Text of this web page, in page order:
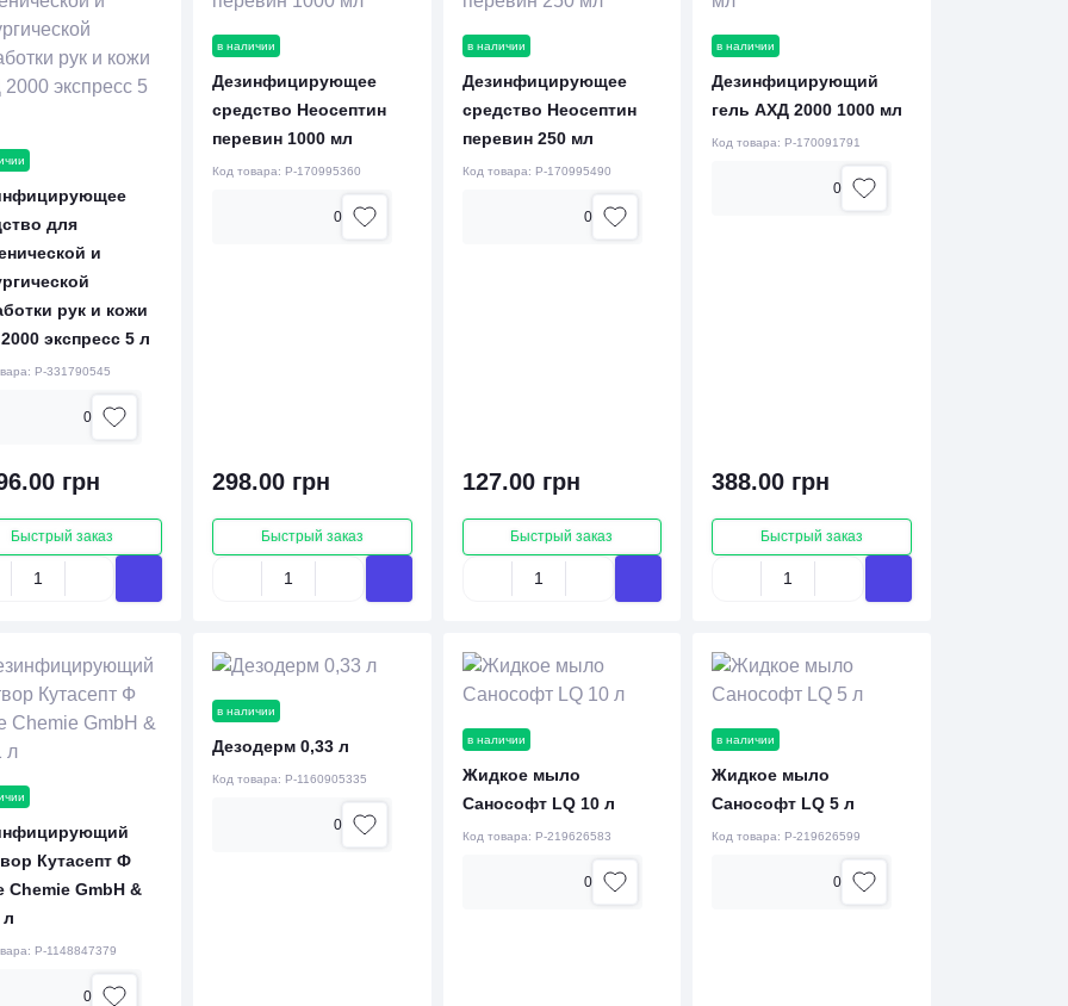
для
и
рук и кожи
экспресс 5 л
P-331790545
0
грн
Быстрый заказ
в наличии
Дезинфицирующее
средство Неосептин
перевин 1000 мл
Код товара: P-170995360
0
298.00 грн
Быстрый заказ
в наличии
Дезинфицирующее
средство Неосептин
перевин 250 мл
Код товара: P-170995490
0
127.00 грн
Быстрый заказ
в наличии
Дезинфицирующий
гель АХД 2000 1000 мл
Код товара: P-170091791
0
388.00 грн
Быстрый заказ
Кутасепт Ф
Chemie GmbH &
л
P-1148847379
0
в наличии
Дезодерм 0,33 л
Код товара: P-1160905335
0
в наличии
Жидкое мыло
Санософт LQ 10 л
Код товара: P-219626583
0
в наличии
Жидкое мыло
Санософт LQ 5 л
Код товара: P-219626599
0